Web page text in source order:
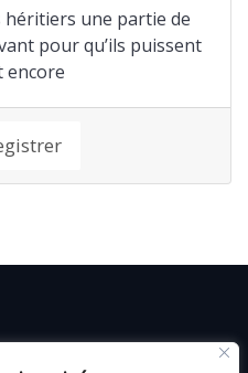
une partie de
pour qu’ils puissent
encore